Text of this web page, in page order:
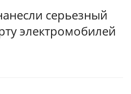
серьезный
электромобилей